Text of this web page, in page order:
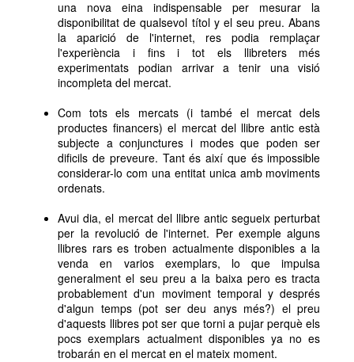
una nova eina indispensable per mesurar la
disponibilitat de qualsevol títol y el seu preu. Abans
la aparició de l'internet, res podia remplaçar
l'experiència i fins i tot els llibreters més
experimentats podian arrivar a tenir una visió
incompleta del mercat.
Com tots els mercats (i també el mercat dels
productes financers) el mercat del llibre antic està
subjecte a conjunctures i modes que poden ser
dificils de preveure. Tant és així que és impossible
considerar-lo com una entitat unica amb moviments
ordenats.
Avui dia, el mercat del llibre antic segueix perturbat
per la revolució de l'internet. Per exemple alguns
llibres rars es troben actualmente disponibles a la
venda en varios exemplars, lo que impulsa
generalment el seu preu a la baixa pero es tracta
probablement d'un moviment temporal y després
d'algun temps (pot ser deu anys més?) el preu
d'aquests llibres pot ser que torni a pujar perquè els
pocs exemplars actualment disponibles ya no es
trobarán en el mercat en el mateix moment.